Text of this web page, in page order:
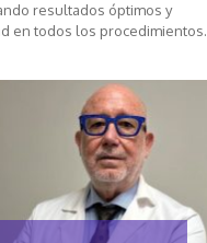
resultados óptimos y
en todos los procedimientos.